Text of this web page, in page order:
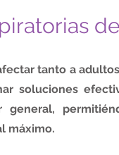
tanto a
soluciones
general,
máximo.